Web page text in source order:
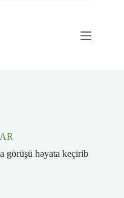
görüşü həyata keçirib